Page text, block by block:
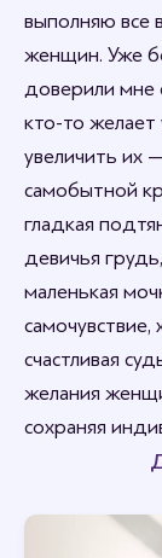
выполняю все
женщин. Уже
доверили мне
кто-то
увеличить их
самобытной
гладкая
девичья
маленькая
счастливая
желания
сохраняя